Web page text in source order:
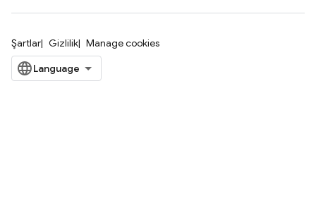
Şartlar Gizlilik Manage cookies